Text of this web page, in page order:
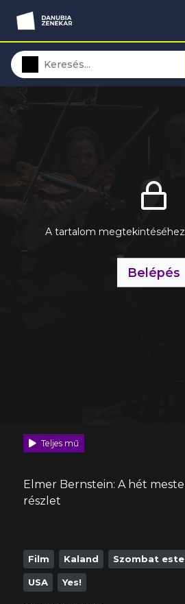
A tartalom
Belépés
Teljes mű
Elmer Bernstein: A hét
részlet
Film Kaland Szombat este
USA Yes!